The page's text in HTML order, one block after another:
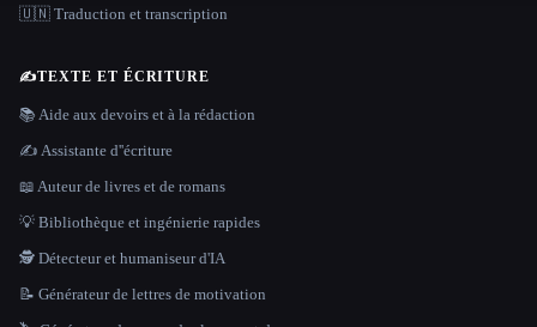
🇺🇳 Traduction et transcription
✍️TEXTE ET ÉCRITURE
📚 Aide aux devoirs et à la rédaction
✍️ Assistante d''écriture
📖 Auteur de livres et de romans
💡 Bibliothèque et ingénierie rapides
🕵️ Détecteur et humaniseur d'IA
📝 Générateur de lettres de motivation